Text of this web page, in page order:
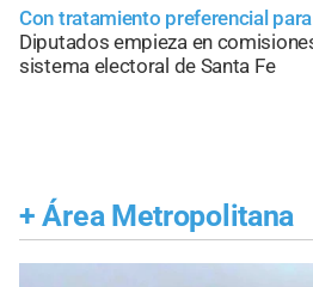
Con tratamiento preferencial
Diputados empieza en
sistema electoral de Santa Fe
+ Área Metropolitana